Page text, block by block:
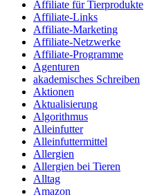
Affiliate für Tierprodukte
Affiliate-Links
Affiliate-Marketing
Affiliate-Netzwerke
Affiliate-Programme
Agenturen
akademisches Schreiben
Aktionen
Aktualisierung
Algorithmus
Alleinfutter
Alleinfuttermittel
Allergien
Allergien bei Tieren
Alltag
Amazon